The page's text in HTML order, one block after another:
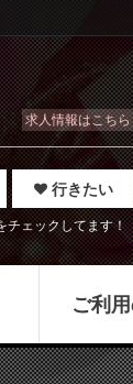
行きたい
チェックしてます！
求人情報はこちら
ご利